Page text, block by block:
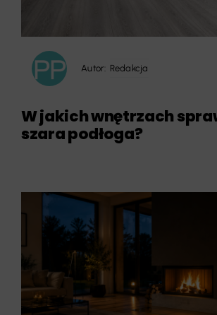
Autor: Redakcja
W jakich wnętrzach
szara podłoga?